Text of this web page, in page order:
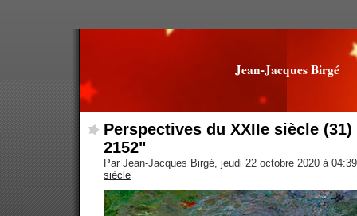
Jean-Jacques Birgé
Perspectives du XXIIe siècle
2152"
Par Jean-Jacques Birgé, jeudi 22 octobre 2020 à
siècle